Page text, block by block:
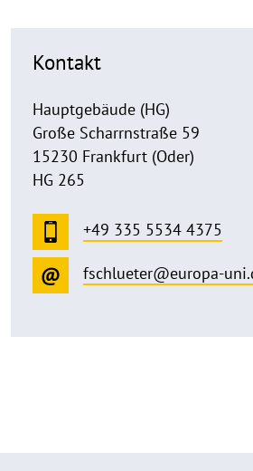
Kontakt
Hauptgebäude (HG)
Große Scharrnstraße 59
15230 Frankfurt (Oder)
HG 265
+49 335 5534 4375
fschlueter@europa-